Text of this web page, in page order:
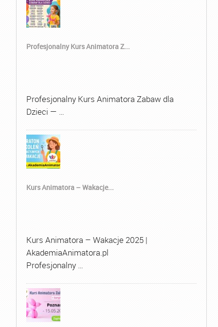
Profesjonalny Kurs Animatora Z...
Profesjonalny Kurs Animatora Zabaw dla
Dzieci — …
Kurs Animatora – Wakacje...
Kurs Animatora – Wakacje 2025 |
AkademiaAnimatora.pl
Profesjonalny …